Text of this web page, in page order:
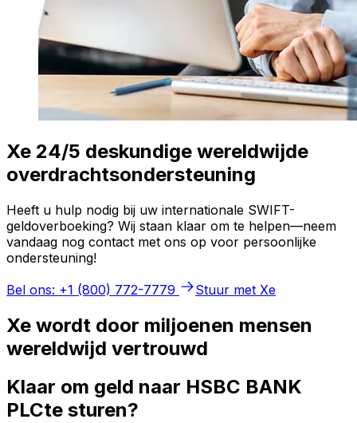
Xe 24/5 deskundige wereldwijde
overdrachtsondersteuning
Heeft u hulp nodig bij uw internationale SWIFT-
geldoverboeking? Wij staan klaar om te helpen—neem
vandaag nog contact met ons op voor persoonlijke
ondersteuning!
Bel ons: +1 (800) 772-7779
Stuur met Xe
Xe wordt door miljoenen mensen
wereldwijd vertrouwd
Klaar om geld naar HSBC BANK
PLCte sturen?